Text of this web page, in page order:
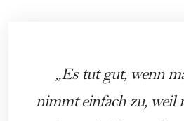
Es tut gut, wenn
nimmt einfach zu, weil